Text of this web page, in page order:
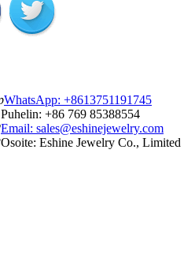
WhatsApp: +8613751191745
Puhelin: +86 769 85388554
Email: sales@eshinejewelry.com
Osoite: Eshine Jewelry Co., Limited